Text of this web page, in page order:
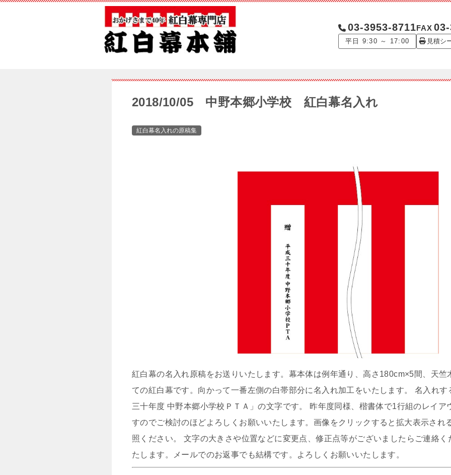
03-3953-8711
平日 9:30 ～ 17:00
FAX
見積シ
2018/10/05 中野本郷小学校 紅白幕名入れ
紅白幕名入れの原稿集
紅白幕の名入れ原稿をお送りいたします。幕本体は例年通り、高さ180cm×5間、天竺
ての紅白幕です。向かって一番左側の白帯部分に名入れ加工をいたします。 名入れ
三十年度 中野本郷小学校ＰＴＡ」の文字です。 昨年度同様、楷書体で1行組のレイア
すのでご検討のほどよろしくお願いいたします。画像をクリックすると拡大表示され
照ください。 文字の大きさや位置などに変更点、修正点等がございましたらご連絡
たします。メールでのお返事でも結構です。よろしくお願いいたします。